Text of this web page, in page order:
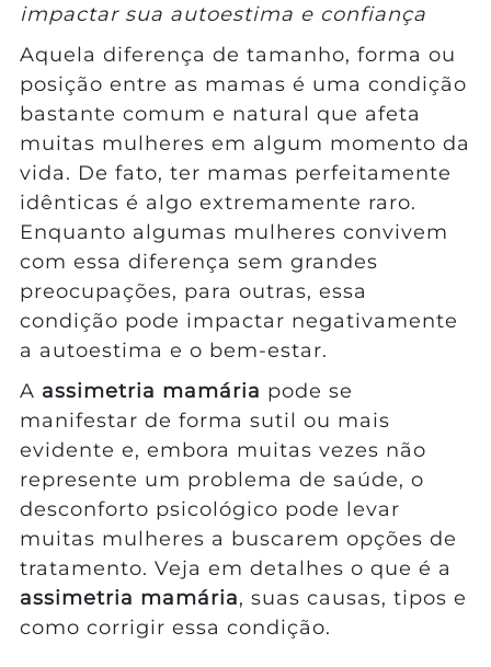
impactar sua autoestima e confiança
Aquela diferença de tamanho, forma ou
posição entre as mamas é uma condição
bastante comum e natural que afeta
muitas mulheres em algum momento da
vida. De fato, ter mamas perfeitamente
idênticas é algo extremamente raro.
Enquanto algumas mulheres convivem
com essa diferença sem grandes
preocupações, para outras, essa
condição pode impactar negativamente
a autoestima e o bem-estar.
A assimetria mamária pode se
manifestar de forma sutil ou mais
evidente e, embora muitas vezes não
represente um problema de saúde, o
desconforto psicológico pode levar
muitas mulheres a buscarem opções de
tratamento. Veja em detalhes o que é a
assimetria mamária, suas causas, tipos e
como corrigir essa condição.